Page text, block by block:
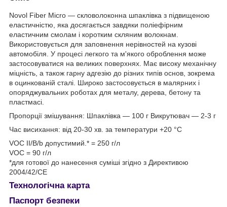
Novol Fiber Micro — скловолоконна шпаклівка з підвищеною
еластичністю, яка досягається завдяки поліефірним
еластичним смолам і коротким скляним волокнам.
Використовується для заповнення нерівностей на кузові
автомобіля. У процесі легкого та м'якого оброблення може
застосовуватися на великих поверхнях. Має високу механічну
міцність, а також гарну адгезію до різних типів основ, зокрема
в оцинкованій сталі. Широко застосовується в малярних і
опоряджувальних роботах для металу, дерева, бетону та
пластмасі.
Пропорції змішування: Шпаклівка — 100 г Викрутювач — 2-3 г
Час висихання: від 20-30 хв. за температури +20 °C
VОС II/B/b допустимий.* = 250 г/л
VОС = 90 г/л
*для готової до нанесення суміші згідно з Директивою
2004/42/CE
Технологічна карта
Паспорт безпеки